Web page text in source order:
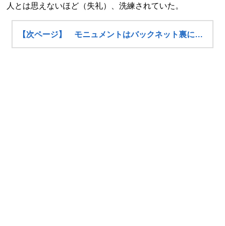
人とは思えないほど（失礼）、洗練されていた。
【次ページ】 モニュメントはバックネット裏に…